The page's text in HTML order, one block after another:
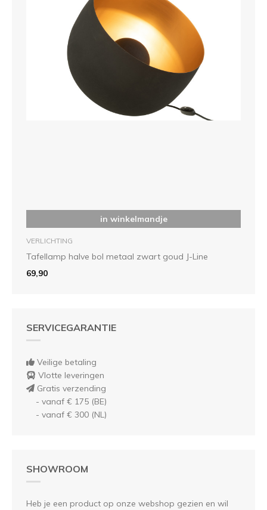
in winkelmandje
VERLICHTING
Tafellamp halve bol metaal zwart goud J-Line
69,90
SERVICEGARANTIE
Veilige betaling
Vlotte leveringen
Gratis verzending
- vanaf € 175 (BE)
- vanaf € 300 (NL)
SHOWROOM
Heb je een product op onze webshop gezien en wil